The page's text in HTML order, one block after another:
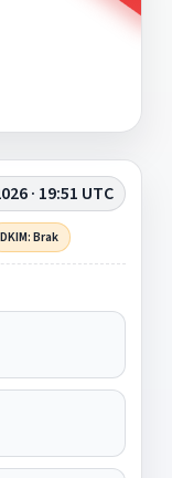
· 19:51 UTC
DKIM: Brak